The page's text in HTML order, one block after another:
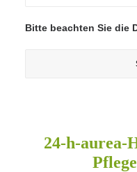
Bitte beachten Sie die
24-h-aurea-